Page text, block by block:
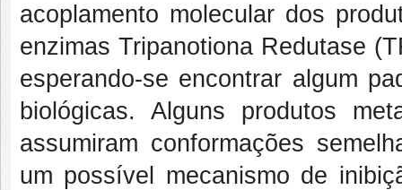
acoplamento molecular dos
enzimas Tripanotiona Redutase
esperando-se encontrar algum
biológicas. Alguns produtos
assumiram conformações
um possível mecanismo de